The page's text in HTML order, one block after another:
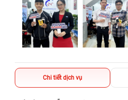
Chi tiết dịch vụ